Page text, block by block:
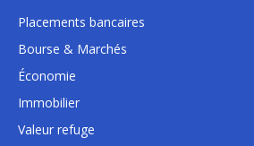
Placements bancaires
Bourse & Marchés
Économie
Immobilier
Valeur refuge